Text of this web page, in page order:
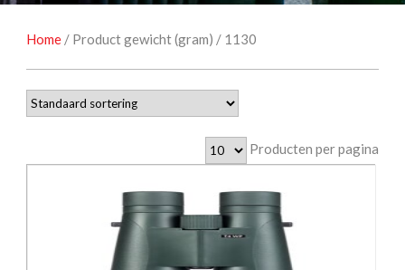
Home / Product gewicht (gram) / 1130
Producten per pagina